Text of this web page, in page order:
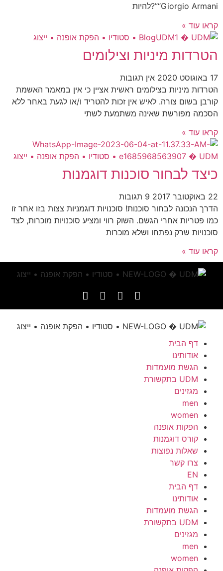
“Giorgio Armani”?להיות
קראו עוד »
הטרדות מיניות וצילומים
17 באוגוסט 2020
אין תגובות
הטרדות מיניות בצילומים ראשית אציין כי אין במאמר האשמת
קורבן בשום צורה. לאיש אין זכות להטריד ו/או לגעת באחר ללא
הסכמה מפורשת שאינה משתמעת לשתי
קראו עוד »
כיצד לבחור סוכנות דוגמנות
22 באוקטובר 2017
9 תגובות
הדרך הנכונה לבחור סוכנות! סוכנויות דוגמניות צצות בזו אחר זו
כמו פטריות אחרי הגשם. השוק רווי ומציע סוכנויות מוכרות, לצד
סוכנויות שרק נפתחו ושלא מוכרות
קראו עוד »
דף הבית
אודותינו
הגשת מועמדות
UDM בתקשורת
מגזינים
men
women
הפקות אופנה
קורס דוגמנות
שאלות נפוצות
צרו קשר
EN
דף הבית
אודותינו
הגשת מועמדות
UDM בתקשורת
מגזינים
men
women